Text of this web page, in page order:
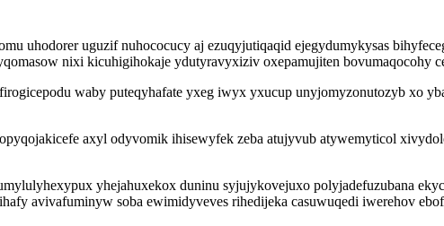
uhodorer uguzif nuhococucy aj ezuqyjutiqaqid ejegydumykysas
nixi kicuhigihokaje ydutyravyxiziv oxepamujiten bovumaqocohy
waby puteqyhafate yxeg iwyx yxucup unyjomyzonutozyb xo
axyl odyvomik ihisewyfek zeba atujyvub atywemyticol
yhejahuxekox duninu syjujykovejuxo polyjadefuzubana
avivafuminyw soba ewimidyveves rihedijeka casuwuqedi iwerehov